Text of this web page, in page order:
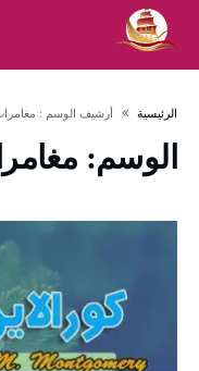
‫الرئيسية‬ ‫أرشيف الوسم :‬
الوسم: